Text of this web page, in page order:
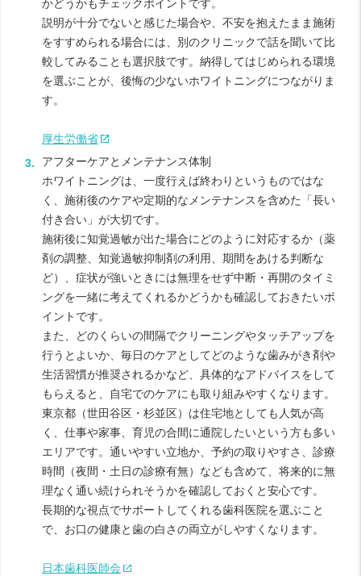
かどうかもチェックポイントです。
説明が十分でないと感じた場合や、不安を抱えたまま施術
をすすめられる場合には、別のクリニックで話を聞いて比
較してみることも選択肢です。納得してはじめられる環境
を選ぶことが、後悔の少ないホワイトニングにつながりま
す。
厚生労働省
アフターケアとメンテナンス体制
ホワイトニングは、一度行えば終わりというものではな
く、施術後のケアや定期的なメンテナンスを含めた「長い
付き合い」が大切です。
施術後に知覚過敏が出た場合にどのように対応するか（薬
剤の調整、知覚過敏抑制剤の利用、期間をあける判断な
ど）、症状が強いときには無理をせず中断・再開のタイミ
ングを一緒に考えてくれるかどうかも確認しておきたいポ
イントです。
また、どのくらいの間隔でクリーニングやタッチアップを
行うとよいか、毎日のケアとしてどのような歯みがき剤や
生活習慣が推奨されるかなど、具体的なアドバイスをして
もらえると、自宅でのケアにも取り組みやすくなります。
東京都（世田谷区・杉並区）は住宅地としても人気が高
く、仕事や家事、育児の合間に通院したいという方も多い
エリアです。通いやすい立地か、予約の取りやすさ、診療
時間（夜間・土日の診療有無）なども含めて、将来的に無
理なく通い続けられそうかを確認しておくと安心です。
長期的な視点でサポートしてくれる歯科医院を選ぶこと
で、お口の健康と歯の白さの両立がしやすくなります。
日本歯科医師会